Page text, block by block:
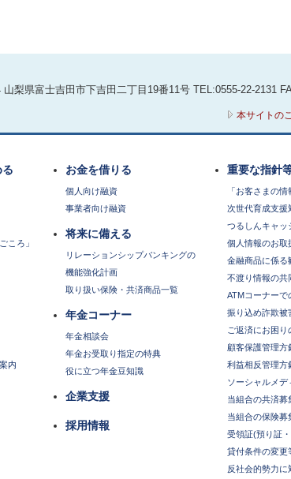
山梨県富士吉田市下吉田二丁目19番11号 TEL:0555-22-2131
本サイトの
ころ」
内
お金を借りる
個人向け融資
事業者向け融資
将来に備える
リレーションシップバンキングの
機能強化計画
取り扱い保険・共済商品一覧
年金コーナー
年金相談会
年金お受取り指定の特典
役に立つ年金豆知識
企業支援
採用情報
重要な指針
「お客さまの
次世代育成支
つるしんキャッ
個人情報のお取
金融商品に係る
不渡り情報の共
ATMコーナー
振り込め詐欺被
ご返済にお困り
顧客保護管理方
利益相反管理方
ソーシャルメデ
当組合の共済募
当組合の保険募
受領証(預り証
貸付条件の変更
反社会的勢力に